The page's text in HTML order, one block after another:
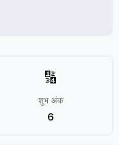
🔢
शुभ अंक
6